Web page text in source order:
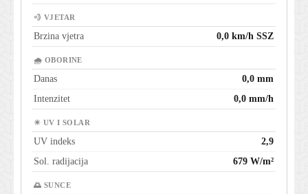
💨 VJETAR
Brzina vjetra 0,0 km/h SSZ
🌧 OBORINE
Danas
0,0 mm
Intenzitet
0,0 mm/h
☀ UV I SOLAR
UV indeks
2,9
Sol. radijacija
679 W/m²
🌅 SUNCE